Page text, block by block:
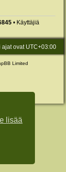
lisää
• Käyttäjiä
ajat ovat UTC+03:00
Limited